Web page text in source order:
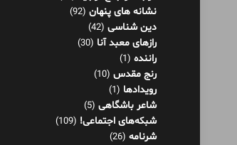
نشانه های پنهان (92)
دین شناسی (42)
رازهای معبد آنا (30)
راننده (1)
رنج مقدس (10)
رویدادها (1)
شاعر باشگاهی (5)
شبکه‌های اجتماعی! (109)
شرنامه (26)